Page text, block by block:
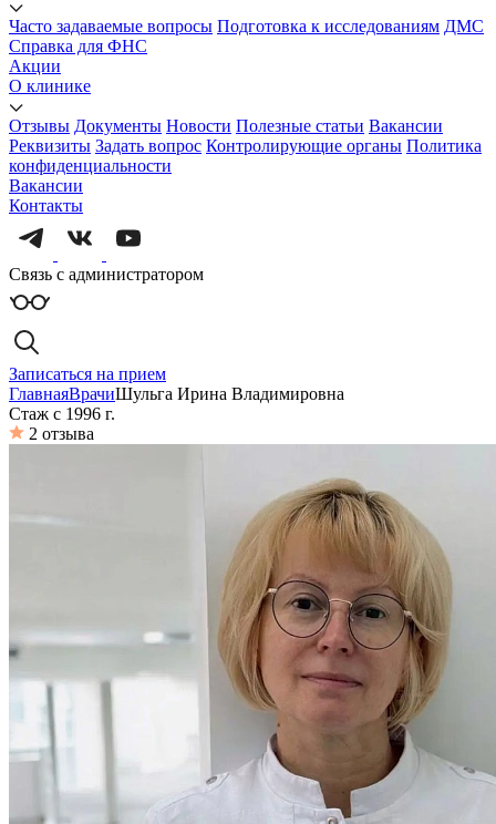
Часто задаваемые вопросы Подготовка к исследованиям ДМС
Справка для ФНС
Акции
О клинике
Отзывы Документы Новости Полезные статьи Вакансии
Реквизиты Задать вопрос Контролирующие органы Политика
конфиденциальности
Вакансии
Контакты
Связь с администратором
Записаться на прием
ГлавнаяВрачиШульга Ирина Владимировна
Стаж с 1996 г.
2 отзыва